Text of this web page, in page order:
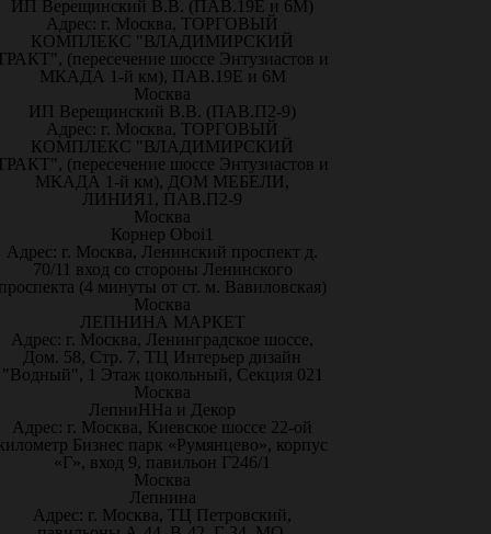
ИП Верещинский В.В. (ПАВ.19Е и 6М)
Адрес: г. Москва, ТОРГОВЫЙ
КОМПЛЕКС "ВЛАДИМИРСКИЙ
(пересечение шоссе Энтузиастов и
МКАДА 1-й км), ПАВ.19Е и 6М
Москва
ИП Верещинский В.В. (ПАВ.П2-9)
Адрес: г. Москва, ТОРГОВЫЙ
КОМПЛЕКС "ВЛАДИМИРСКИЙ
(пересечение шоссе Энтузиастов и
МКАДА 1-й км), ДОМ МЕБЕЛИ,
ЛИНИЯ1, ПАВ.П2-9
Москва
Корнер Oboi1
Адрес: г. Москва, Ленинский проспект д.
70/11 вход со стороны Ленинского
(4 минуты от ст. м. Вавиловская)
Москва
ЛЕПНИНА МАРКЕТ
Адрес: г. Москва, Ленинградское шоссе,
Дом. 58, Стр. 7, ТЦ Интерьер дизайн
"Водный", 1 Этаж цокольный, Секция 021
Москва
ЛепниННа и Декор
Адрес: г. Москва, Киевское шоссе 22-ой
Бизнес парк «Румянцево», корпус
«Г», вход 9, павильон Г246/1
Москва
Лепнина
Адрес: г. Москва, ТЦ Петровский,